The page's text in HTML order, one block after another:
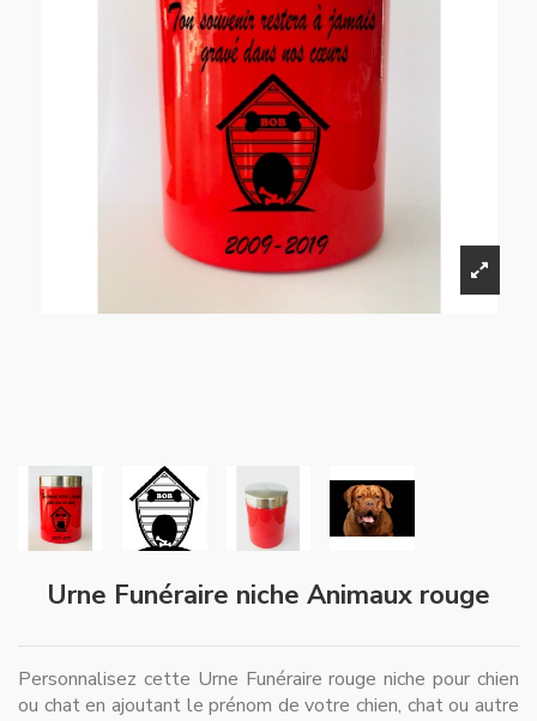
Urne Funéraire niche Animaux rouge
Personnalisez cette Urne Funéraire rouge niche pour chien
ou chat en ajoutant le prénom de votre chien, chat ou autre